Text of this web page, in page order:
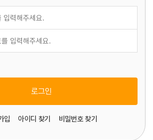
로그인
입 아이디 찾기 비밀번호 찾기